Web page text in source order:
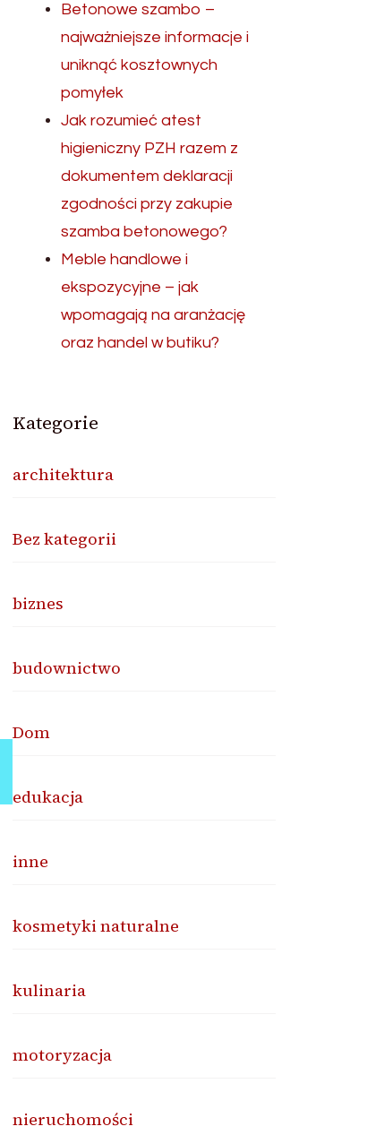
Betonowe szambo –
najważniejsze informacje i
uniknąć kosztownych
pomyłek
Jak rozumieć atest
higieniczny PZH razem z
dokumentem deklaracji
zgodności przy zakupie
szamba betonowego?
Meble handlowe i
ekspozycyjne – jak
wpomagają na aranżację
oraz handel w butiku?
Kategorie
architektura
Bez kategorii
biznes
budownictwo
Dom
edukacja
inne
kosmetyki naturalne
kulinaria
motoryzacja
nieruchomości